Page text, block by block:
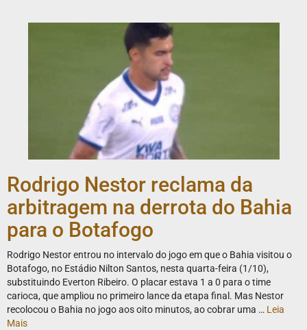
Rodrigo Nestor reclama da
arbitragem na derrota do Bahia
para o Botafogo
Rodrigo Nestor entrou no intervalo do jogo em que o Bahia visitou o
Botafogo, no Estádio Nilton Santos, nesta quarta-feira (1/10),
substituindo Everton Ribeiro. O placar estava 1 a 0 para o time
carioca, que ampliou no primeiro lance da etapa final. Mas Nestor
recolocou o Bahia no jogo aos oito minutos, ao cobrar uma … Leia
Mais